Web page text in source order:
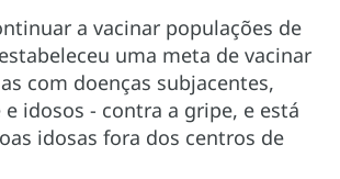
a vacinar populações de
uma meta de vacinar
com doenças subjacentes,
idosos - contra a gripe, e está
idosas fora dos centros de